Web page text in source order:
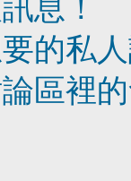
息！
的私
區裡